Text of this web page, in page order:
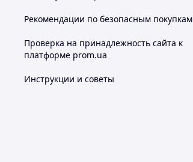
Рекомендации по безопасным покупкам
Проверка на принадлежность сайта к
платформе prom.ua
Инструкции и советы